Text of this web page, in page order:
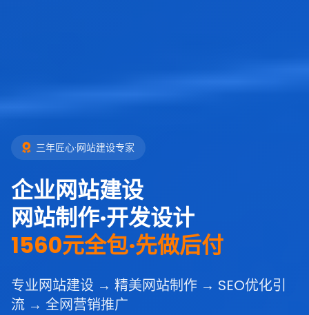
三年匠心·网站建设专家
企业网站建设
网站制作·开发设计
1560元全包·先做后付
专业网站建设 → 精美网站制作 → SEO优化引
流 → 全网营销推广